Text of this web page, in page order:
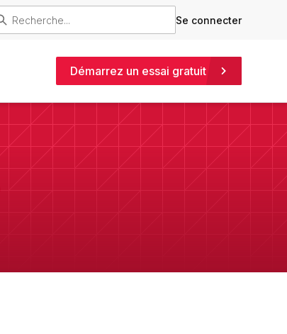
Se connecter
Démarrez un essai gratuit